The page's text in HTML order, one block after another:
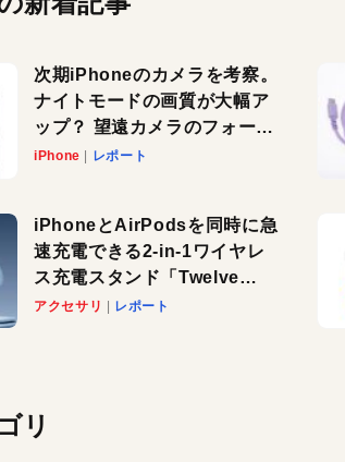
次期iPhoneのカメラを考察。
ナイトモードの画質が大幅ア
ップ？ 望遠カメラのフォーカ
スがさらにシャープに？
iPhone レポート
iPhoneとAirPodsを同時に急
速充電できる2-in-1ワイヤレ
ス充電スタンド「Twelve
South HiRise 2 Deluxe」が
アクセサリ レポート
リ